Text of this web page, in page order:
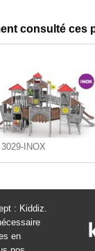
consulté ces
3029-INOX
: Kiddiz.
en